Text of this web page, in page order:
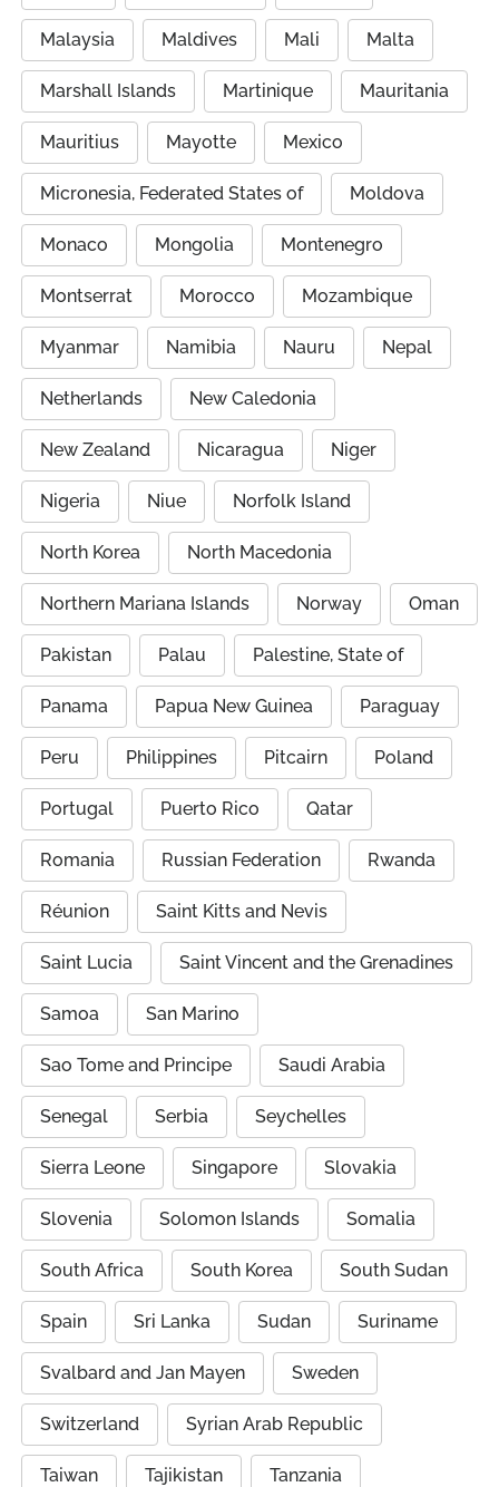
Malaysia Maldives Mali Malta
Marshall Islands Martinique Mauritania
Mauritius Mayotte Mexico
Micronesia, Federated States of Moldova
Monaco Mongolia Montenegro
Montserrat Morocco Mozambique
Myanmar Namibia Nauru Nepal
Netherlands New Caledonia
New Zealand Nicaragua Niger
Nigeria Niue Norfolk Island
North Korea North Macedonia
Northern Mariana Islands Norway Oman
Pakistan Palau Palestine, State of
Panama Papua New Guinea Paraguay
Peru Philippines Pitcairn Poland
Portugal Puerto Rico Qatar
Romania Russian Federation Rwanda
Réunion Saint Kitts and Nevis
Saint Lucia Saint Vincent and the Grenadines
Samoa San Marino
Sao Tome and Principe Saudi Arabia
Senegal Serbia Seychelles
Sierra Leone Singapore Slovakia
Slovenia Solomon Islands Somalia
South Africa South Korea South Sudan
Spain Sri Lanka Sudan Suriname
Svalbard and Jan Mayen Sweden
Switzerland Syrian Arab Republic
Taiwan Tajikistan Tanzania